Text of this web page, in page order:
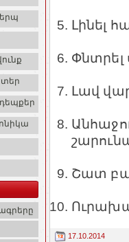
Լինել
Լավ
Շատ
17.10.2014